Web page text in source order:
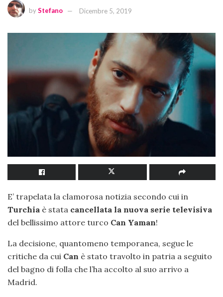
byStefano Dicembre 5, 2019
E’ trapelata la clamorosa notizia secondo cui in
Turchia è stata cancellata la nuova serie televisiva
del bellissimo attore turco Can Yaman!
La decisione, quantomeno temporanea, segue le
critiche da cui Can è stato travolto in patria a seguito
del bagno di folla che l’ha accolto al suo arrivo a
Madrid.